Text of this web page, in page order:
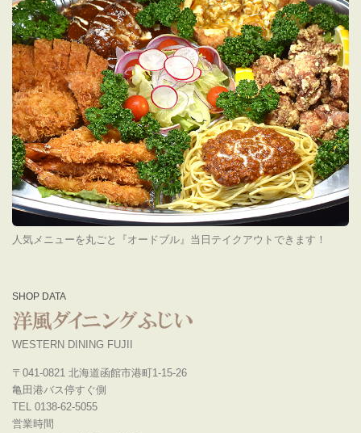
人気メニューを丸ごと『オードブル』当日テイクアウトできます！
SHOP DATA
WESTERN DINING FUJII
〒041-0821 北海道函館市港町1-15-26
亀田港バス停すぐ側
TEL 0138-62-5055
営業時間